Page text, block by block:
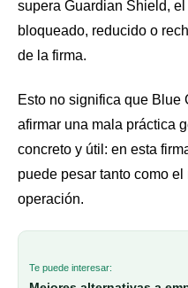
supera Guardian Shield,
bloqueado, reducido o
de la firma.
Esto no significa que Blue
afirmar una mala práctica
concreto y útil: en esta
puede pesar tanto como
operación.
Te puede interesar: